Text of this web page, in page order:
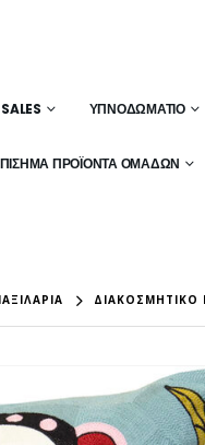
ΥΠΝΟΔΩΜΆΤΙΟ
ΠΡΟΪΌΝΤΑ ΟΜΆΔΩΝ
ΔΙΑΚΟΣΜΗΤΙΚΟ